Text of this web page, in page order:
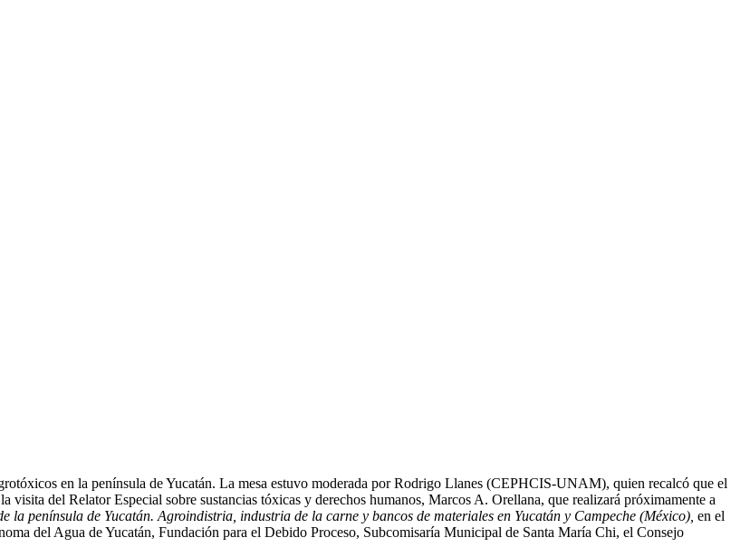
en la península de Yucatán. La mesa estuvo moderada por Rodrigo Llanes (CEPHCIS-UNAM), quien recalcó que el
visita del Relator Especial sobre sustancias tóxicas y derechos humanos, Marcos A. Orellana, que realizará próximamente a
la península de Yucatán. Agroindistria, industria de la carne y bancos de materiales en Yucatán y Campeche (México), en el
del Agua de Yucatán, Fundación para el Debido Proceso, Subcomisaría Municipal de Santa María Chi, el Consejo